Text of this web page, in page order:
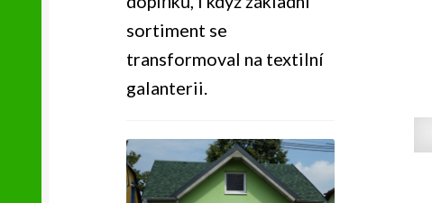
sortiment se
transformoval na textilní
galanterii.